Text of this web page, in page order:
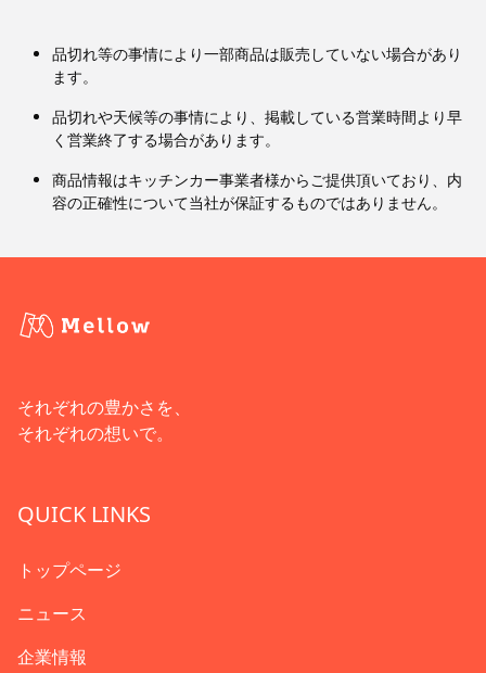
品切れ等の事情により一部商品は販売していない場合があり
ます。
品切れや天候等の事情により、掲載している営業時間より早
く営業終了する場合があります。
商品情報はキッチンカー事業者様からご提供頂いており、内
容の正確性について当社が保証するものではありません。
それぞれの豊かさを、
それぞれの想いで。
QUICK LINKS
トップページ
ニュース
企業情報